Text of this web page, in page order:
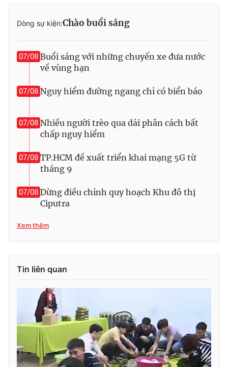
Học trực tuyến
Sản phẩm
Thị trường
Tư vấn
Lịch phát sóng
Chuyên mục khác
Emagazine Podcast
Photo Infographic
Video
Thị trường 24h
VTV8
Liên hệ tòa soạn English
Dòng sự kiện:Chào buổi sáng
07/08 Buổi sáng với những chuyến xe đưa nước
về vùng hạn
07/08 Nguy hiểm đường ngang chỉ có biển báo
07/08 Nhiều người trèo qua dải phân cách bất
chấp nguy hiểm
07/08 TP.HCM đề xuất triển khai mạng 5G từ
tháng 9
07/08 Dừng điều chỉnh quy hoạch Khu đô thị
Ciputra
Xem thêm
Tin liên quan